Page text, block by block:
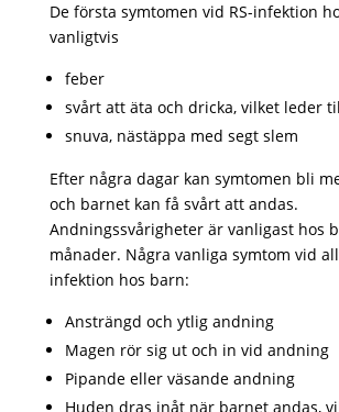
De första symtomen vid RS-infektion
vanligtvis
feber
svårt att äta och dricka, vilket leder
snuva, nästäppa med segt slem
Efter några dagar kan symtomen bli
och barnet kan få svårt att andas.
Andningssvårigheter är vanligast hos
månader. Några vanliga symtom vid
infektion hos barn:
Ansträngd och ytlig andning
Magen rör sig ut och in vid andning
Pipande eller väsande andning
Huden dras inåt när barnet andas,